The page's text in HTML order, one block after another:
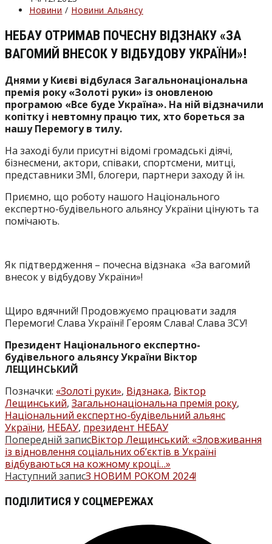
опубліковано:
Категорія
Новини / Новини Альянсу
НЕБАУ ОТРИМАВ ПОЧЕСНУ ВІДЗНАКУ «ЗА
ВАГОМИЙ ВНЕСОК У ВІДБУДОВУ УКРАЇНИ»!
Днями у Києві відбулася Загальнонаціональна
премія року «Золоті руки» із оновленою
програмою «Все буде Україна». На ній відзначили
копітку і невтомну працю тих, хто бореться за
нашу Перемогу в тилу.
На заході були присутні відомі громадські діячі,
бізнесмени, актори, співаки, спортсмени, митці,
представники ЗМІ, блогери, партнери заходу й ін.
Приємно, що роботу нашого Національного
експертно-будівельного альянсу України цінують та
помічають.
Як підтвердження – почесна відзнака «За вагомий
внесок у відбудову України»!
Щиро вдячний! Продовжуємо працювати задля
Перемоги! Слава Україні! Героям Слава! Слава ЗСУ!
Президент Національного експертно-
будівельного альянсу України Віктор
ЛЕЩИНСЬКИЙ
Позначки: «Золоті руки», Відзнака, Віктор
Лещинський, Загальнонаціональна премія року,
Національний експертно-будівельний альянс
України, НЕБАУ, президент НЕБАУ
ПРОЧИТАТИ
БІЛЬШЕ
СТАТЕЙ
Попередній записВіктор Лещинський: «Зловживання
із відновлення соціальних об’єктів в Україні
відбуваються на кожному кроці…»
Наступний записЗ НОВИМ РОКОМ 2024!
ПОДІЛИТИСЯ У СОЦМЕРЕЖАХ
ВМІСТОМ